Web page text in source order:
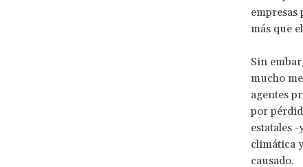
empresas
más que
Sin
mucho
agentes
por
estatales
climática
causado.